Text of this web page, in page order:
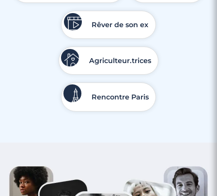
Rêver de son ex
Agriculteur.trices
Rencontre Paris